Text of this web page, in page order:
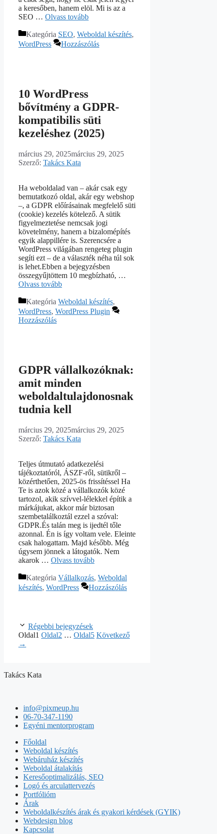
a keresőben, hanem elöl. Mi is az a
SEO … Olvass tovább
Kategória SEO, Weboldal készítés,
WordPress
Hozzászólás
10 WordPress
bővítmény a GDPR-
kompatibilis süti
kezeléshez (2025)
március 29, 2025március 29, 2025
Szerző: Takács Kata
Ha weboldalad van – akár csak egy
bemutatkozó oldal, akár egy webshop
–, a GDPR előírásainak megfelelő süti
(cookie) kezelés kötelező. A sütik
figyelmeztetése nemcsak jogi
követelmény, hanem a bizalomépítés
egyik alappillére is. Szerencsére a
WordPress világában rengeteg plugin
segíti ezt – de a választék néha túl sok
is lehet.Ebben a bejegyzésben
összegyűjtöttem 10 megbízható, …
Olvass tovább
Kategória Weboldal készítés,
WordPress, WordPress Plugin
Hozzászólás
GDPR vállalkozóknak:
amit minden
weboldaltulajdonosnak
tudnia kell
március 29, 2025március 29, 2025
Szerző: Takács Kata
Teljes útmutató adatkezelési
tájékoztatóról, ÁSZF-ről, sütikről –
közérthetően, 2025-ös frissítéssel Ha
Te is azok közé a vállalkozók közé
tartozol, akik szívvel-lélekkel építik a
márkájukat, akkor már biztosan
szembetalálkoztál ezzel a szóval:
GDPR.És talán meg is ijedtél tőle
azonnal. Én is így voltam vele. Eleinte
csak halogattam. Majd később. Még
úgysem jönnek a látogatók. Nem
akarok … Olvass tovább
Kategória Vállalkozás, Weboldal
készítés, WordPress Hozzászólás
Régebbi bejegyzések
Oldal1 Oldal2 … Oldal5 Következő
→
Takács Kata
info@pixmeup.hu
06-70-347-1190
Egyéni mentorprogram
Főoldal
Weboldal készítés
Webáruház készítés
Weboldal átalakítás
Keresőoptimalizálás, SEO
Logó és arculattervezés
Portfólióm
Árak
Weboldalkészítés árak és gyakori kérdések (GYIK)
Webdesign blog
Kapcsolat